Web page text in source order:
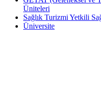
Üniteleri
Sağlık Turizmi Yetkili
Üniversite